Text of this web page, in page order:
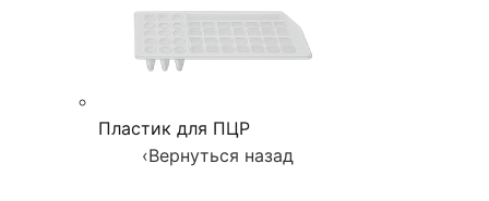
Пластик для ПЦР
‹Вернуться назад